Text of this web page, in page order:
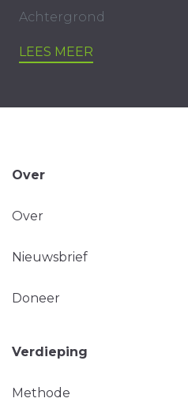
Achtergrond
LEES MEER
Over
Over
Nieuwsbrief
Doneer
Verdieping
Methode